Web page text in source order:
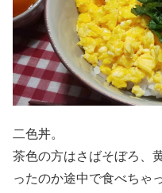
二色丼。
茶色の方はさばそぼろ、
ったのか途中で食べちゃ